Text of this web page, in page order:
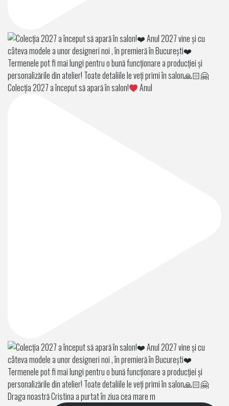
Colecția 2027 a început să apară în salon! Anul
Draga noastră Cristina a purtat în ziua cea mare m